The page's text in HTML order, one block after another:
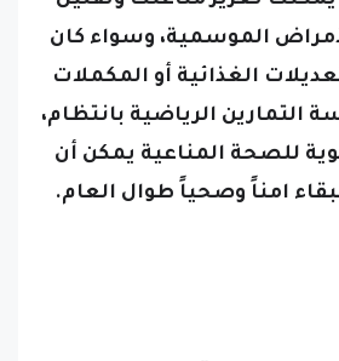
الموسمية، وسواء كان
الغذائية أو المكملات
التمارين الرياضية بانتظام،
للصحة المناعية يمكن أن
امناً وصحياً طوال العام.